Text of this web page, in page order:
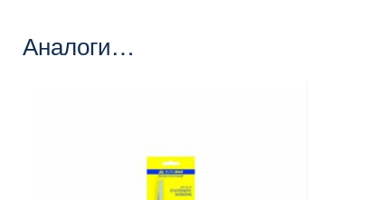
Аналоги…